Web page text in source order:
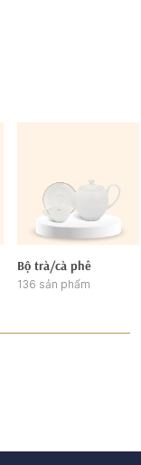
Bộ trà/cà phê
136 sản phẩm